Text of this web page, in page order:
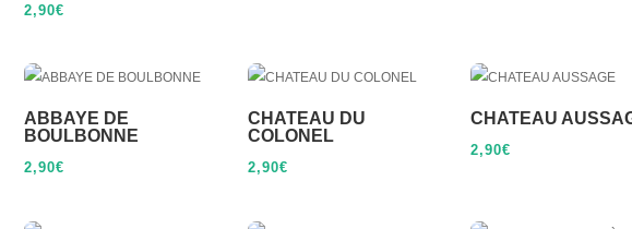
2,90€
ABBAYE DE
BOULBONNE
2,90€
CHATEAU DU
COLONEL
2,90€
CHATEAU
2,90€